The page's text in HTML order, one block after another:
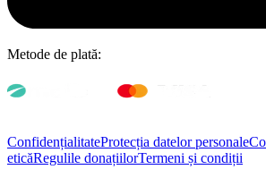
Metode de plată:
ConfidențialitateProtecția datelor personale
eticăRegulile donațiilorTermeni și condiții